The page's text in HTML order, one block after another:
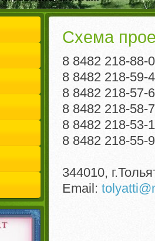
Схема
8 8482 218-88-
8 8482 218-59-
8 8482 218-57-
8 8482 218-58-
8 8482 218-53-
8 8482 218-55-
344010,
Email: